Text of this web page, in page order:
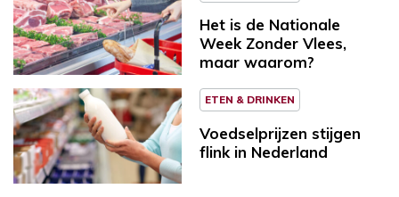
Het is de Nationale
Week Zonder Vlees,
maar waarom?
ETEN & DRINKEN
Voedselprijzen stijgen
flink in Nederland